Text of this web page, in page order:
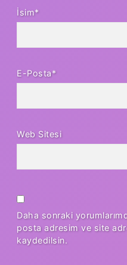
İsim*
E-Posta*
Web Sitesi
Daha sonraki
posta adresim ve site
kaydedilsin.